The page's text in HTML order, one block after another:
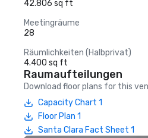
42.806 sq ft
Meetingräume
28
Räumlichkeiten (Halbprivat)
4.400 sq ft
Raumaufteilungen
Download floor plans for this
Capacity Chart 1
Floor Plan 1
Santa Clara Fact Sheet 1